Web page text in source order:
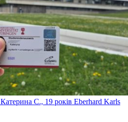
Катерина С., 19 років Eberhard Karls